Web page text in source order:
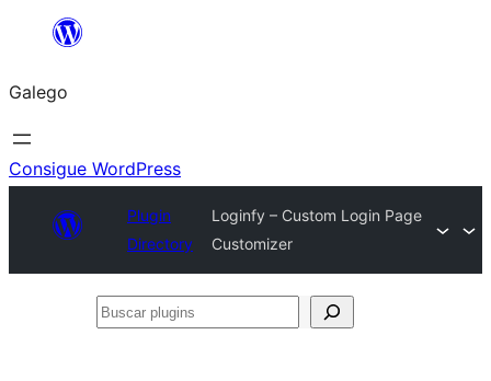
Saltar
contido
Galego
Consigue WordPress
Plugin
Directory
Loginfy – Custom Login Page
Customizer
Buscar